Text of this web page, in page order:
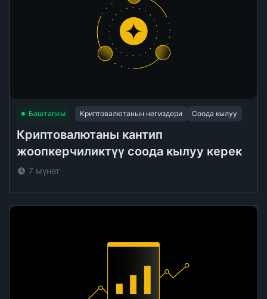
Баштапкы Криптовалютанын негиздери Соода кылуу
Криптовалютаны кантип
жоопкерчиликтүү соода кылуу керек
7 мүнөт